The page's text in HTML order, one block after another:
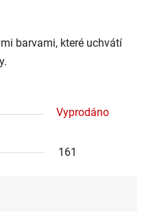
barvami, které uchvátí
Vyprodáno
161